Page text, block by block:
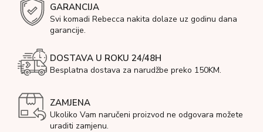
GARANCIJA
Svi komadi Rebecca nakita dolaze uz godinu dana
garancije.
DOSTAVA U ROKU 24/48H
Besplatna dostava za narudžbe preko 150KM.
ZAMJENA
Ukoliko Vam naručeni proizvod ne odgovara možete
uraditi zamjenu.